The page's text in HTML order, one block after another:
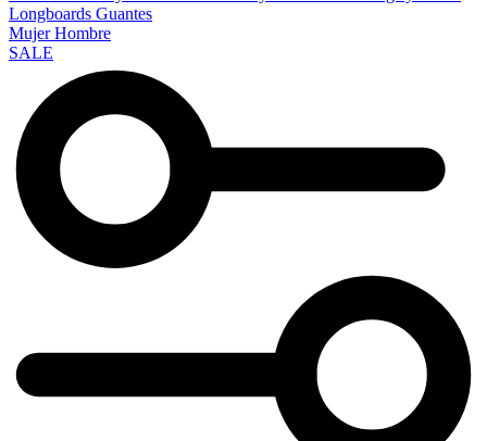
Longboards Guantes
MujerHombre
SALE